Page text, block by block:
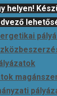
helyen!